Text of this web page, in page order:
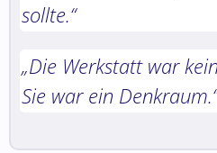
sollte.“
„Die Werkstatt war
Sie war ein Denkraum.“